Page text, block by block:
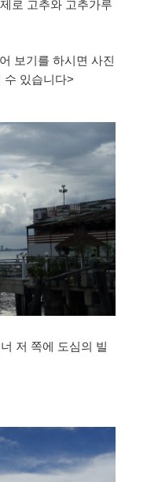
로 고추와 고추가루
보기를 하시면 사진
수 있습니다>
저 쪽에 도심의 빌